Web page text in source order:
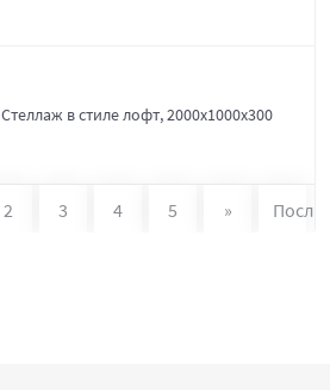
Стеллаж в стиле лофт, 2000х1000х300
2 3 4 5 »